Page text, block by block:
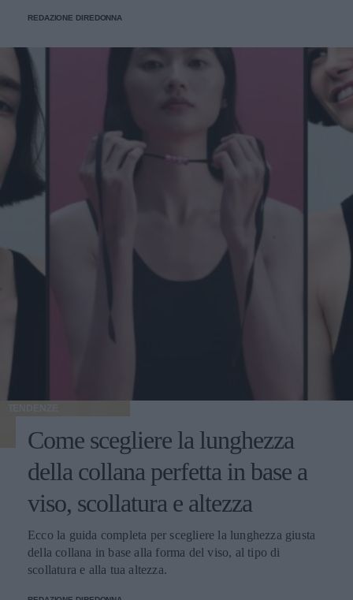
REDAZIONE DIREDONNA
TENDENZE
Come scegliere la lunghezza
della collana perfetta in base a
viso, scollatura e altezza
Ecco la guida completa per scegliere la lunghezza giusta
della collana in base alla forma del viso, al tipo di
scollatura e alla tua altezza.